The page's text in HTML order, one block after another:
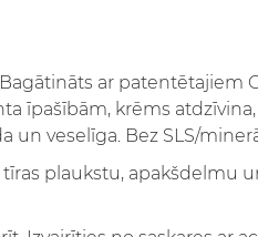
Bagātināts ar patentētajiem
īpašībām, krēms
un veselīga. Bez SLS/
plaukstu, apakšdelmu